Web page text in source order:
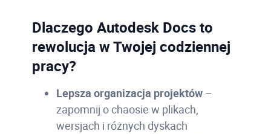
Dlaczego Autodesk Docs to
rewolucja w Twojej codziennej
pracy?
Lepsza organizacja projektów –
zapomnij o chaosie w plikach,
wersjach i różnych dyskach